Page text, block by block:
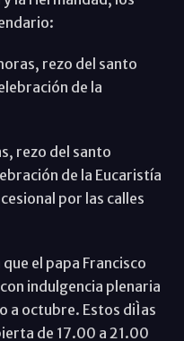
rezo del santo
de la
rezo del santo
de la Eucaristía
por las calles
el papa Francisco
indulgencia plenaria
a octubre. Estos diÌas
de 17.00 a 21.00